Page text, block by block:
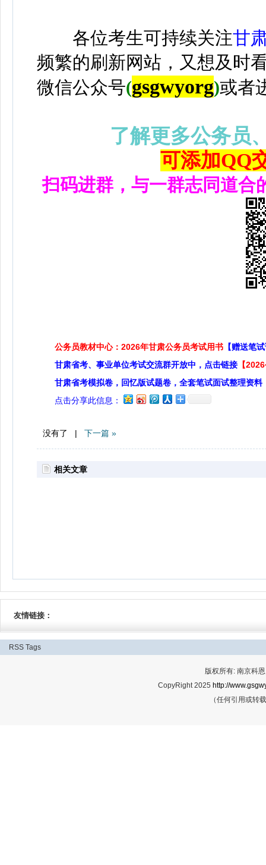
各位考生可持续关注甘
频繁的刷新网站，又想及时
微信公众号(gsgwyorg)或者
了解更多公务员
可添加QQ
扫码进群，与一群志同道合
公务员教材中心：2026年甘肃公务员考试用书 【赠送笔
甘肃省考、事业单位考试交流群开放中，点击链接 【
甘肃省考模拟卷，回忆版试题卷，全套笔试面试整理资料
点击分享此信息：
没有了 | 下一篇 »
相关文章
友情链接：
RSS Tags
版权所有: 南京科
CopyRight 2025 http://
（任何引用或转